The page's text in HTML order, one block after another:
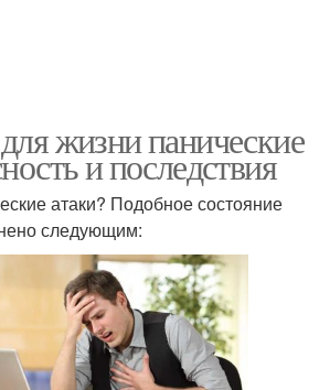
жизни панические
и последствия
атаки? Подобное состояние
следующим: